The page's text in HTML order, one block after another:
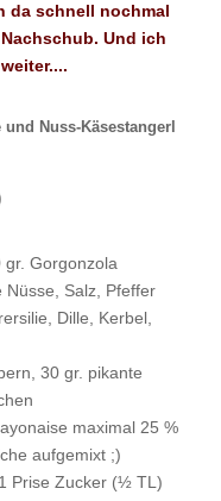
da schnell nochmal
Und ich
Nuss-Käsestangerl
Gorgonzola
Nüsse, Salz, Pfeffer
Dille, Kerbel,
30 gr. pikante
maximal 25 %
aufgemixt ;)
Prise Zucker (½ TL)